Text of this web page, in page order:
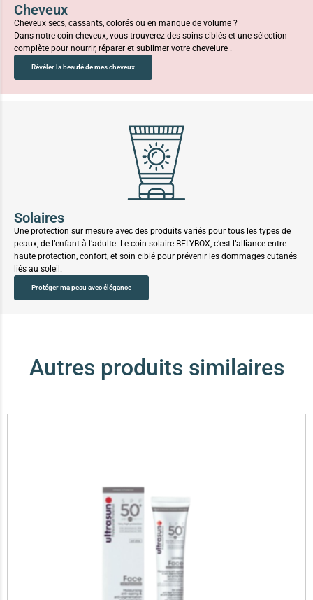
Cheveux
Cheveux secs, cassants, colorés ou en manque de volume ?
Dans notre coin cheveux, vous trouverez des soins ciblés et une sélection
complète pour nourrir, réparer et sublimer votre chevelure .
Révéler la beauté de mes cheveux
Solaires
Une protection sur mesure avec des produits variés pour tous les types de
peaux, de l’enfant à l’adulte. Le coin solaire BELYBOX, c’est l’alliance entre
haute protection, confort, et soin ciblé pour prévenir les dommages cutanés
liés au soleil.
Protéger ma peau avec élégance
Autres produits similaires